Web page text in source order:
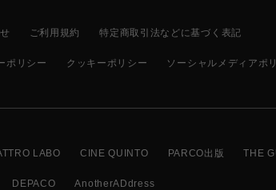
ご利用規約 特定商取引法などに基づく表記
ポリシー クッキーポリシー ソーシャルメディアポ
LABO CINE QUINTO PARCO出版 THE
DEPACO AnotherADdress